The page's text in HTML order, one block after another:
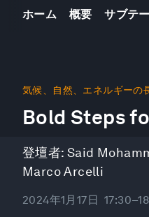
ホーム 概要 サブテ
気候、自然、エネルギーの
Bold Steps
登壇者: Said
Marco Arcelli
2024年1月17日
seconds
48
minutes,
seconds
Volume
90%